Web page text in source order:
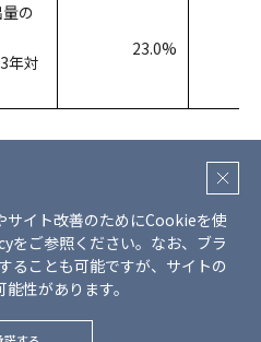
の
年対
23.0%
サイトマップ
all rights reserved.
サイト改善のためにCookieを使
をご参照ください。 なお、ブラ
ることも可能ですが、サイトの
性があります。